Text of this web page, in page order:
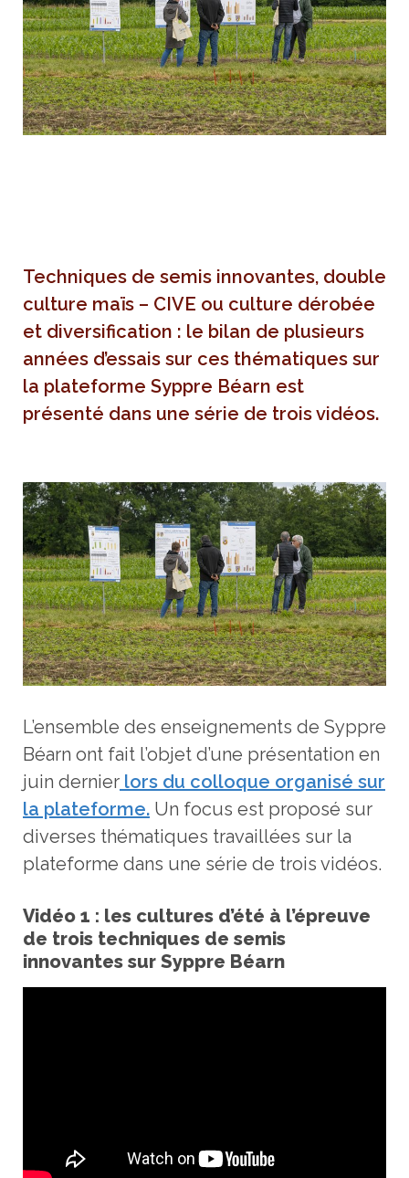
Techniques de semis innovantes, double
culture maïs – CIVE ou culture dérobée
et diversification : le bilan de plusieurs
années d’essais sur ces thématiques sur
la plateforme Syppre Béarn est
présenté dans une série de trois vidéos.
L’ensemble des enseignements de Syppre
Béarn ont fait l’objet d’une présentation en
juin dernier lors du colloque organisé sur
la plateforme. Un focus est proposé sur
diverses thématiques travaillées sur la
plateforme dans une série de trois vidéos.
Vidéo 1 : les cultures d’été à l’épreuve
de trois techniques de semis
innovantes sur Syppre Béarn